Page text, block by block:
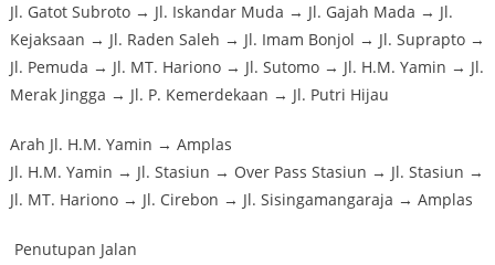
Jl. Gatot Subroto → Jl. Iskandar Muda → Jl. Gajah Mada → Jl.
Kejaksaan → Jl. Raden Saleh → Jl. Imam Bonjol → Jl. Suprapto →
Jl. Pemuda → Jl. MT. Hariono → Jl. Sutomo → Jl. H.M. Yamin → Jl.
Merak Jingga → Jl. P. Kemerdekaan → Jl. Putri Hijau
Arah Jl. H.M. Yamin → Amplas
Jl. H.M. Yamin → Jl. Stasiun → Over Pass Stasiun → Jl. Stasiun →
Jl. MT. Hariono → Jl. Cirebon → Jl. Sisingamangaraja → Amplas
️ Penutupan Jalan